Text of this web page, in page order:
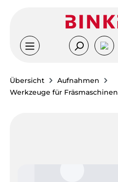
Übersicht
Aufnahmen
Werkzeuge für Fräsmaschinen